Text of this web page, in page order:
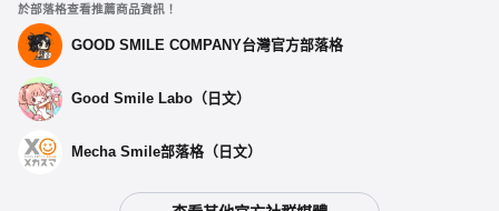
於部落格查看推薦商品資訊！
GOOD SMILE COMPANY台灣官方部落格
Good Smile Labo（日文）
Mecha Smile部落格（日文）